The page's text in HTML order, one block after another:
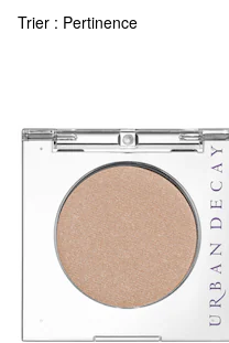
Trier : Pertinence